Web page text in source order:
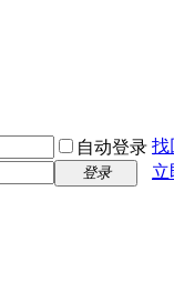
自动登录 找
登录
立